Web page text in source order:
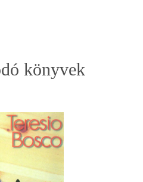
könyvek